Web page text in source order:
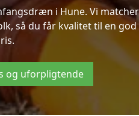
i Hune. Vi matcher
så du får kvalitet til en god
og uforpligtende